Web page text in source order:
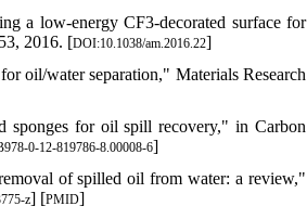
a low-energy CF3-decorated surface for
2016. [DOI:10.1038/am.2016.22]
oil/water separation," Materials Research
sponges for oil spill recovery," in Carbon
0-12-819786-8.00008-6]
of spilled oil from water: a review,"
z] [PMID]